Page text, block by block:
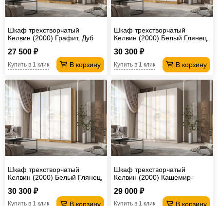
Шкаф трехстворчатый
Келвин (2000) Графит, Дуб
27 500 ₽
В корзину
Купить в 1 клик
Шкаф трехстворчатый
Келвин (2000) Белый Глянец,
30 300 ₽
В корзину
Купить в 1 клик
Шкаф трехстворчатый
Келвин (2000) Белый Глянец,
30 300 ₽
В корзину
Купить в 1 клик
Шкаф трехстворчатый
Келвин (2000) Кашемир-
29 000 ₽
В корзину
Купить в 1 клик